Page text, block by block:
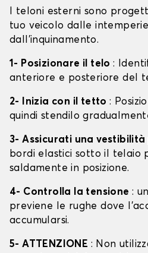
I teloni esterni sono
tuo veicolo dalle
dall'inquinamento.
1- Posizionare il telo:
anteriore e posteriore del
2- Inizia con il tetto:
quindi stendilo
3- Assicurati una
bordi elastici sotto il telaio
saldamente in posizione.
4- Controlla la tensione :
previene le rughe dove
accumularsi.
5- ATTENZIONE : Non